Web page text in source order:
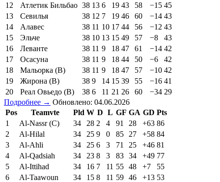
12
Атлетик Бильбао 38 13 6 19 43 58 −15 45
13
Севилья 38 12 7 19 46 60 −14 43
14
Алавес 38 11 10 17 44 56 −12 43
15
Эльче 38 10 13 15 49 57 −8
43
16
Леванте 38 11 9 18 47 61 −14 42
17
Осасуна 38 11 9 18 44 50 −6
42
18
Мальорка (В) 38 11 9 18 47 57 −10 42
19
Жирона (В) 38 9 14 15 39 55 −16 41
20
Реал Овьедо (В) 38 6 11 21 26 60 −34 29
Подробнее → Обновлено: 04.06.2026
Pos
Teamvte Pld W D L GF GA GD Pts
1
Al-Nassr (C) 34 28 2 4 91 28 +63 86
2
Al-Hilal 34 25 9 0 85 27 +58 84
3
Al-Ahli 34 25 6 3 71 25 +46 81
4
Al-Qadsiah 34 23 8 3 83 34 +49 77
5
Al-Ittihad 34 16 7 11 55 48 +7
55
6
Al-Taawoun 34 15 8 11 59 46 +13 53